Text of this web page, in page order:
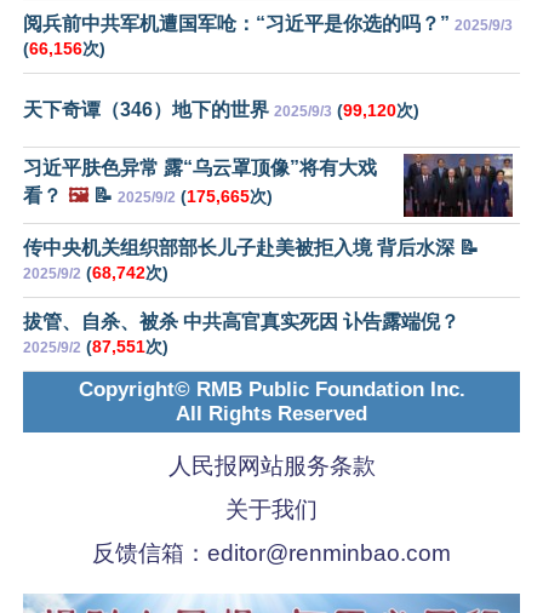
阅兵前中共军机遭国军呛：“习近平是你选的吗？” 2025/9/3
(66,156次)
天下奇谭（346）地下的世界 2025/9/3 (99,120次)
习近平肤色异常 露“乌云罩顶像”将有大戏
看？ 🖼️📝 2025/9/2 (175,665次)
传中央机关组织部部长儿子赴美被拒入境 背后水深 📝
2025/9/2 (68,742次)
拔管、自杀、被杀 中共高官真实死因 讣告露端倪？
2025/9/2 (87,551次)
Copyright© RMB Public Foundation Inc.
All Rights Reserved
人民报网站服务条款
关于我们
反馈信箱： editor@renminbao.com